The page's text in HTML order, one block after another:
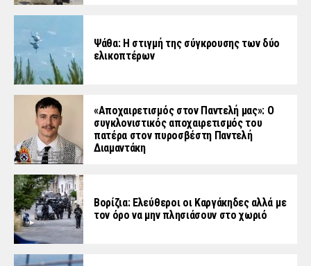
Ψάθα: Η στιγμή της σύγκρουσης των δύο
ελικοπτέρων
«Aποχαιρετισμός στον Παντελή μας»: Ο
συγκλονιστικός αποχαιρετισμός του
πατέρα στον πυροσβέστη Παντελή
Διαμαντάκη
Βορίζια: Ελεύθεροι οι Καργάκηδες αλλά με
τον όρο να μην πλησιάσουν στο χωριό